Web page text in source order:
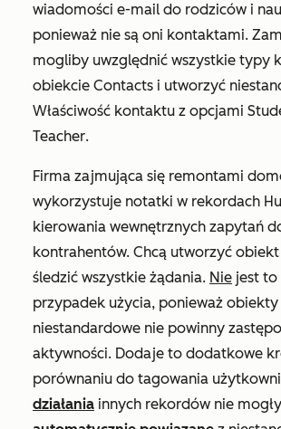
wiadomości e-mail do rodziców i
ponieważ nie są oni kontaktami.
mogliby uwzględnić wszystkie typy
obiekcie Contacts i utworzyć
Właściwość kontaktu z opcjami
Teacher.
Firma zajmująca się remontami
wykorzystuje notatki w rekordach
kierowania wewnętrznych zapytań
kontrahentów. Chcą utworzyć
śledzić wszystkie żądania. Nie jest
przypadek użycia, ponieważ obiekty
niestandardowe nie powinny
aktywności. Dodaje to dodatkowe
porównaniu do tagowania
działania innych rekordów nie mogły